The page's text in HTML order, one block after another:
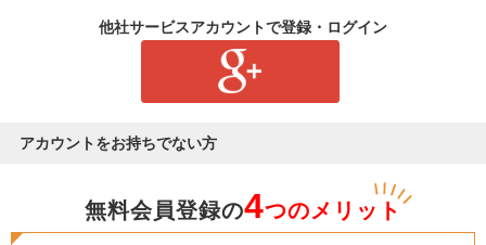
他社サービスアカウントで登録・ログイン
アカウントをお持ちでない方
無料会員登録の4つのメリット